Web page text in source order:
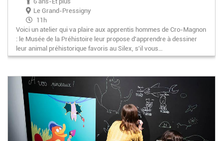
Le Grand-Pressigny
11h
Voici un atelier qui va plaire aux apprentis hommes de Cro-Magnon
: le Musée de la Préhistoire leur propose d'apprendre à dessiner
leur animal préhistorique favoris au Silex, s'il vous…